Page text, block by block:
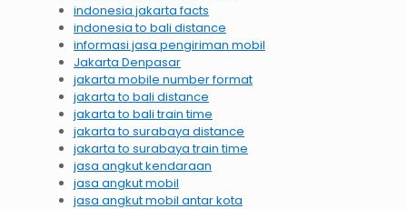
indonesia jakarta facts
indonesia to bali distance
informasi jasa pengiriman mobil
Jakarta Denpasar
jakarta mobile number format
jakarta to bali distance
jakarta to bali train time
jakarta to surabaya distance
jakarta to surabaya train time
jasa angkut kendaraan
jasa angkut mobil
jasa angkut mobil antar kota